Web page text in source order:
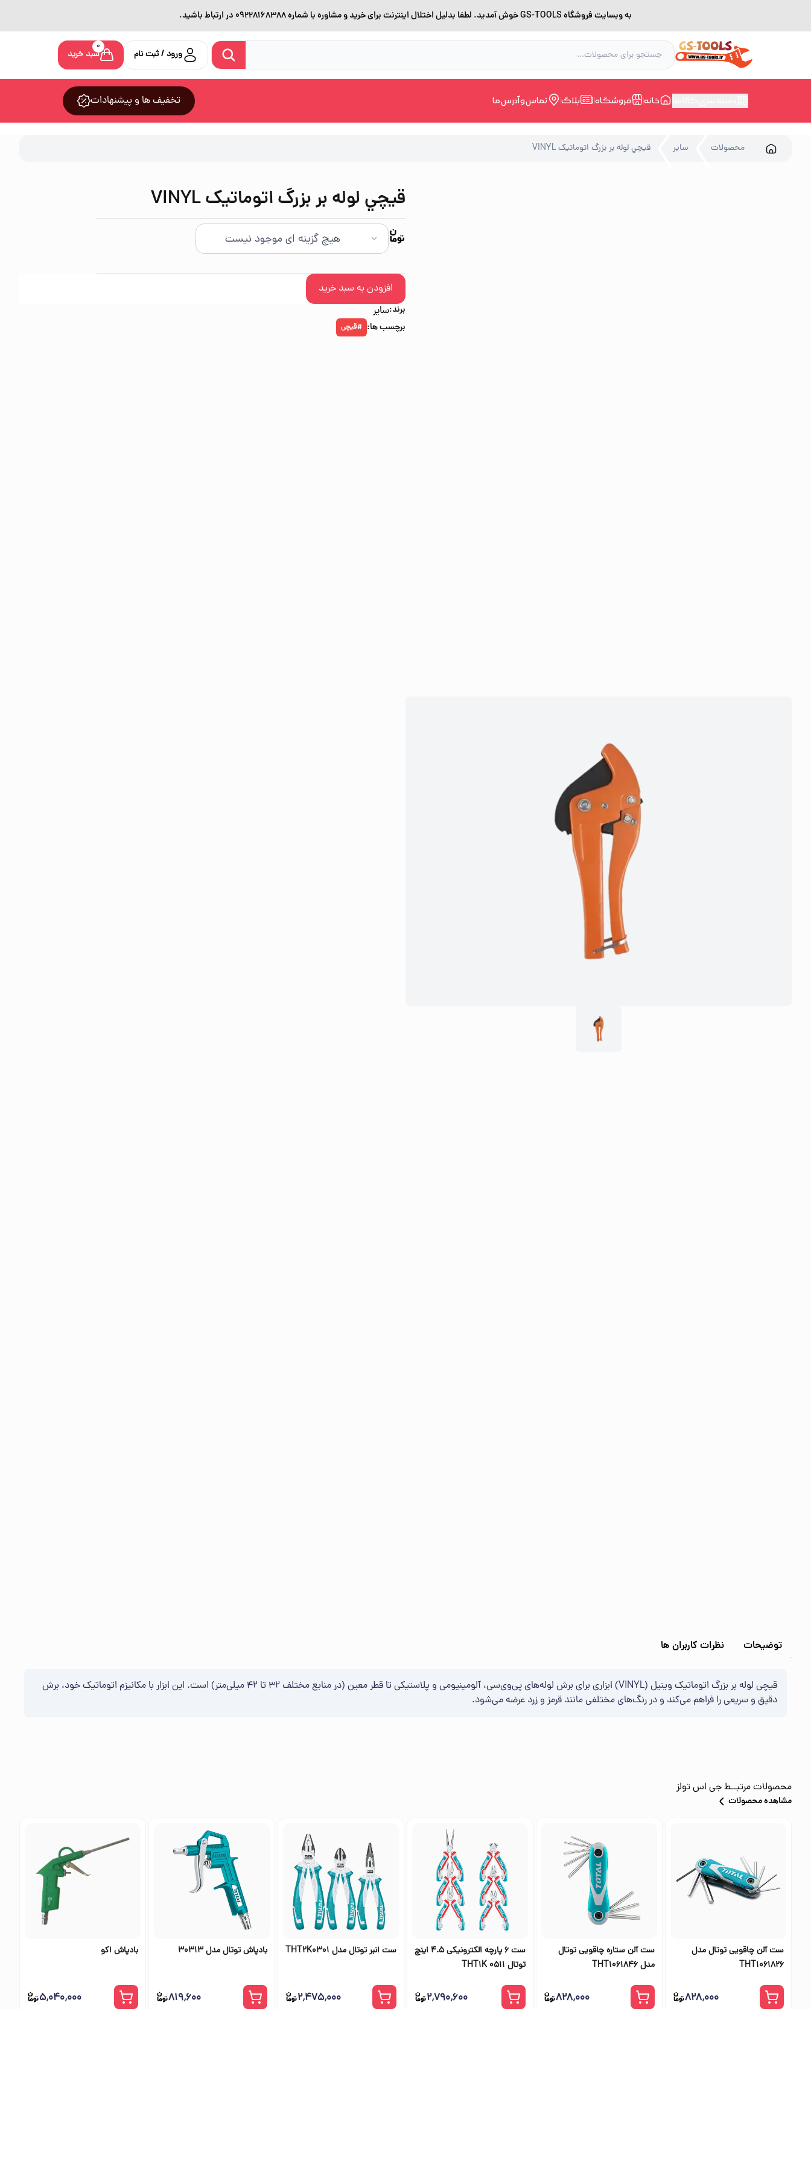
به وبسایت فروشگاه GS-TOOLS خوش آمدید. لطفا بدلیل اختلال اینترنت برای خرید و مشاوره با شماره 09228168388 در ارتباط باشید.
ورود / ثبت نام
0
سبد خرید
خانه فروشگاه بلاگ تماس و آدرس ما تخفیف ها و پیشنهادات
محصولات سایر قيچي لوله بر بزرگ اتوماتيک VINYL
قيچي لوله بر بزرگ اتوماتيک VINYL
افزودن به سبد خرید
برند:سایر
برچسب ها: #قیچی
توضیحات نظرات کاربران ها
قیچی لوله بر بزرگ اتوماتیک وینیل (VINYL) ابزاری برای برش لوله‌های پی‌وی‌سی، آلومینیومی و پلاستیکی تا قطر معین (در منابع مختلف 32 تا 42 میلی‌متر) است. این ابزار با مکانیزم اتوماتیک خود، برش
دقیق و سریعی را فراهم می‌کند و در رنگ‌های مختلفی مانند قرمز و زرد عرضه می‌شود.
محصولات مرتبــطجی اس تولز
مشاهده محصولات
ست آلن چاقویی توتال مدل
THT1061826
۸۲۸٬۰۰۰
ست آلن ستاره چاقویی توتال
مدل THT1061846
۸۲۸٬۰۰۰
ست 6 پارچه الکترونیکی 4.5 اینچ
توتال THT1K 0511
۲٬۷۹۰٬۶۰۰
ست انبر توتال مدل THT2K0301
۲٬۴۷۵٬۰۰۰
بادپاش توتال مدل 30313
۸۱۹٬۶۰۰
بادپاش اکو
۵٬۰۴۰٬۰۰۰